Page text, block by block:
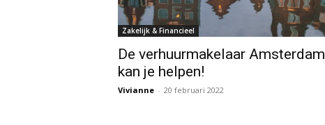
Zakelijk & Financieel
De verhuurmakelaar Amsterdam
kan je helpen!
Vivianne - 20 februari 2022